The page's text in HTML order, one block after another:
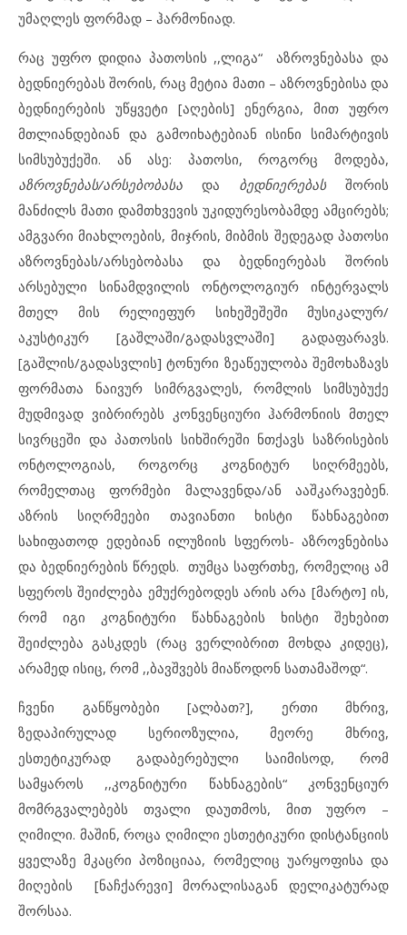
უმაღლეს ფორმად – ჰარმონიად.
რაც უფრო დიდია პათოსის ,,ლიგა“ აზროვნებასა და
ბედნიერებას შორის, რაც მეტია მათი – აზროვნებისა და
ბედნიერების უწყვეტი [აღების] ენერგია, მით უფრო
მთლიანდებიან და გამოიხატებიან ისინი სიმარტივის
სიმსუბუქეში. ან ასე: პათოსი, როგორც მოდება,
აზროვნებას/არსებობასა და ბედნიერებას შორის
მანძილს მათი დამთხვევის უკიდურესობამდე ამცირებს;
ამგვარი მიახლოების, მიჯრის, მიბმის შედეგად პათოსი
აზროვნებას/არსებობასა და ბედნიერებას შორის
არსებული სინამდვილის ონტოლოგიურ ინტერვალს
მთელ მის რელიეფურ სიხეშეშეში მუსიკალურ/
აკუსტიკურ [გაშლაში/გადასვლაში] გადაფარავს.
[გაშლის/გადასვლის] ტონური ზეაწეულობა შემოხაზავს
ფორმათა ნაივურ სიმრგვალეს, რომლის სიმსუბუქე
მუდმივად ვიბრირებს კონვენციური ჰარმონიის მთელ
სივრცეში და პათოსის სიხშირეში ნთქავს საზრისების
ონტოლოგიას, როგორც კოგნიტურ სიღრმეებს,
რომელთაც ფორმები მალავენდა/ან ააშკარავებენ.
აზრის სიღრმეები თავიანთი ხისტი წახნაგებით
სახიფათოდ ედებიან ილუზიის სფეროს- აზროვნებისა
და ბედნიერების წრედს. თუმცა საფრთხე, რომელიც ამ
სფეროს შეიძლება ემუქრებოდეს არის არა [მარტო] ის,
რომ იგი კოგნიტური წახნაგების ხისტი შეხებით
შეიძლება გასკდეს (რაც ვერლიბრით მოხდა კიდეც),
არამედ ისიც, რომ ,,ბავშვებს მიაწოდონ სათამაშოდ“.
ჩვენი განწყობები [ალბათ?], ერთი მხრივ,
ზედაპირულად სერიოზულია, მეორე მხრივ,
ესთეტიკურად გადაბერებული საიმისოდ, რომ
სამყაროს ,,კოგნიტური წახნაგების“ კონვენციურ
მომრგვალებებს თვალი დაუთმოს, მით უფრო –
ღიმილი. მაშინ, როცა ღიმილი ესთეტიკური დისტანციის
ყველაზე მკაცრი პოზიციაა, რომელიც უარყოფისა და
მიღების [ნაჩქარევი] მორალისაგან დელიკატურად
შორსაა.